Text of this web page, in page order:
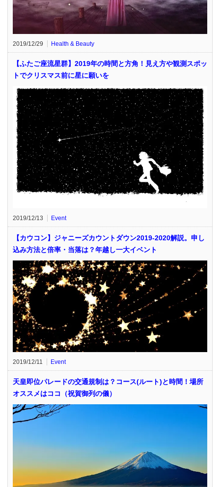
2019/12/29 Health & Beauty
【ふたご座流星群】2019年の時間と方角！見え方や観測スポッ
トでクリスマス前に星に願いを
2019/12/13 Event
【カウコン】ジャニーズカウントダウン2019-2020解説。申し
込み方法と倍率・当落は？年越し一大イベント
2019/12/11 Event
天皇即位パレードの交通規制は？コース(ルート)と時間！場所
オススメはココ（祝賀御列の儀）